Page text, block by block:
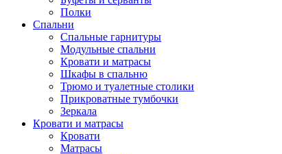
Полки
Спальни
Спальные гарнитуры
Модульные спальни
Кровати и матрасы
Шкафы в спальню
Трюмо и туалетные столики
Прикроватные тумбочки
Зеркала
Кровати и матрасы
Кровати
Матрасы